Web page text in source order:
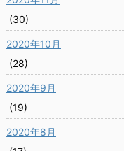
(30)
2020年10月
(28)
2020年9月
(19)
2020年8月